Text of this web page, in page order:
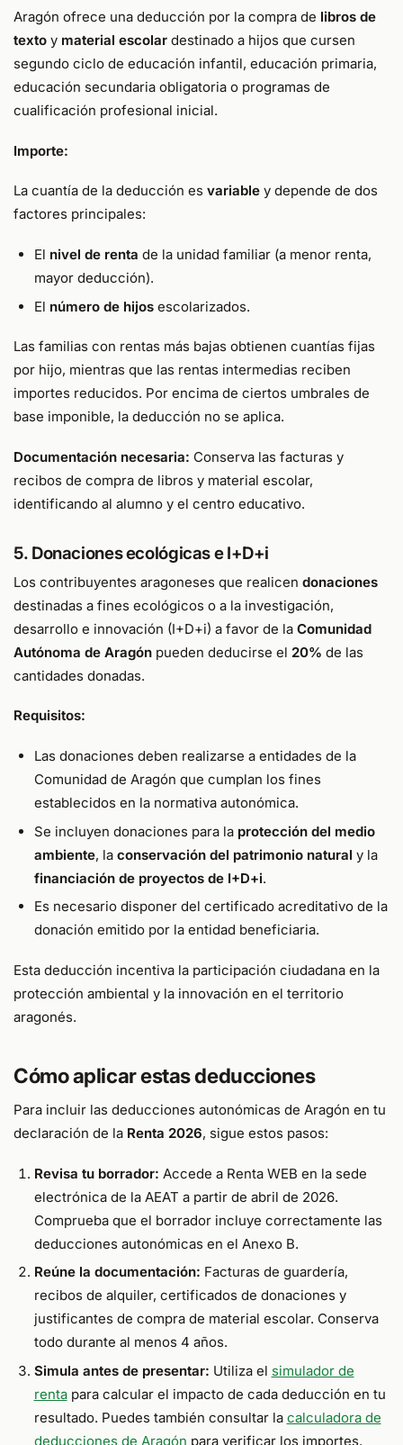
Aragón ofrece una deducción por la compra de libros de
texto y material escolar destinado a hijos que cursen
segundo ciclo de educación infantil, educación primaria,
educación secundaria obligatoria o programas de
cualificación profesional inicial.
Importe:
La cuantía de la deducción es variable y depende de dos
factores principales:
El nivel de renta de la unidad familiar (a menor renta,
mayor deducción).
El número de hijosescolarizados.
Las familias con rentas más bajas obtienen cuantías fijas
por hijo, mientras que las rentas intermedias reciben
importes reducidos. Por encima de ciertos umbrales de
base imponible, la deducción no se aplica.
Documentación necesaria: Conserva las facturas y
recibos de compra de libros y material escolar,
identificando al alumno y el centro educativo.
5. Donaciones ecológicas e I+D+i
Los contribuyentes aragoneses que realicen donaciones
destinadas a fines ecológicos o a la investigación,
desarrollo e innovación (I+D+i) a favor de la Comunidad
Autónoma de Aragón pueden deducirse el 20% de las
cantidades donadas.
Requisitos:
Las donaciones deben realizarse a entidades de la
Comunidad de Aragón que cumplan los fines
establecidos en la normativa autonómica.
Se incluyen donaciones para la protección del medio
ambiente, la conservación del patrimonio natural y la
financiación de proyectos de I+D+i.
Es necesario disponer del certificado acreditativo de la
donación emitido por la entidad beneficiaria.
Esta deducción incentiva la participación ciudadana en la
protección ambiental y la innovación en el territorio
aragonés.
Cómo aplicar estas deducciones
Para incluir las deducciones autonómicas de Aragón en tu
declaración de la Renta 2026, sigue estos pasos:
Revisa tu borrador: Accede a Renta WEB en la sede
electrónica de la AEAT a partir de abril de 2026.
Comprueba que el borrador incluye correctamente las
deducciones autonómicas en el Anexo B.
Reúne la documentación: Facturas de guardería,
recibos de alquiler, certificados de donaciones y
justificantes de compra de material escolar. Conserva
todo durante al menos 4 años.
Simula antes de presentar: Utiliza el simulador de
rentapara calcular el impacto de cada deducción en tu
resultado. Puedes también consultar la calculadora de
deducciones de Aragón para verificar los importes.